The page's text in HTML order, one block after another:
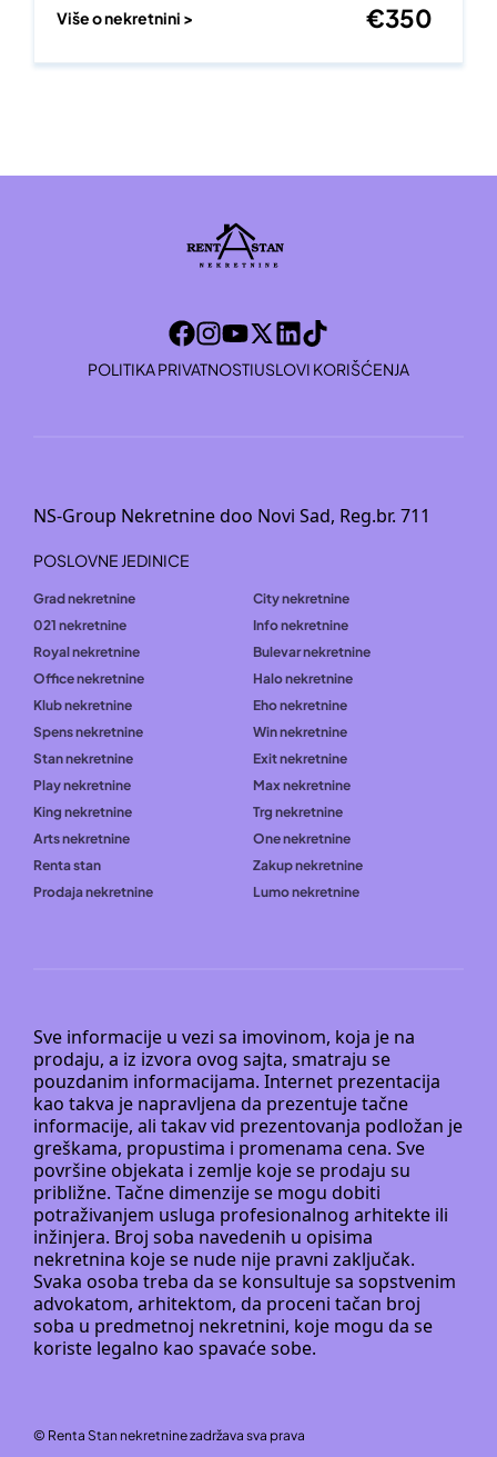
Više o nekretnini > €350
POLITIKA PRIVATNOSTIUSLOVI KORIŠĆENJA
Sve informacije u vezi sa imovinom, koja je na
prodaju, a iz izvora ovog sajta, smatraju se
pouzdanim informacijama. Internet prezentacija
kao takva je napravljena da prezentuje tačne
informacije, ali takav vid prezentovanja podložan je
greškama, propustima i promenama cena. Sve
površine objekata i zemlje koje se prodaju su
približne. Tačne dimenzije se mogu dobiti
potraživanjem usluga profesionalnog arhitekte ili
inžinjera. Broj soba navedenih u opisima
nekretnina koje se nude nije pravni zaključak.
Svaka osoba treba da se konsultuje sa sopstvenim
advokatom, arhitektom, da proceni tačan broj
soba u predmetnoj nekretnini, koje mogu da se
koriste legalno kao spavaće sobe.
NS-Group Nekretnine doo Novi Sad, Reg.br. 711
POSLOVNE JEDINICE
Grad nekretnine
City nekretnine
021 nekretnine
Info nekretnine
Royal nekretnine
Bulevar nekretnine
Office nekretnine
Halo nekretnine
Klub nekretnine
Eho nekretnine
Spens nekretnine
Win nekretnine
Stan nekretnine
Exit nekretnine
Play nekretnine
Max nekretnine
King nekretnine
Trg nekretnine
Arts nekretnine
One nekretnine
Renta stan
Zakup nekretnine
Prodaja nekretnine
Lumo nekretnine
© Renta Stan nekretninezadržava sva prava